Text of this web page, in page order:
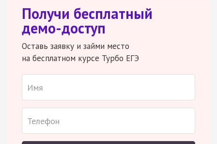
Получи бесплатный
демо-доступ
Оставь заявку и займи место
на бесплатном курсе Турбо ЕГЭ